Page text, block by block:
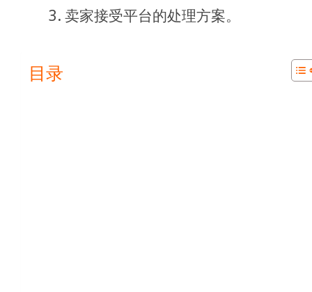
卖家接受平台的处理方案。
目录